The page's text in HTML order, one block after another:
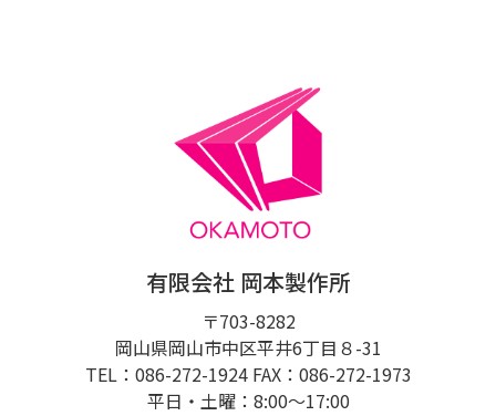
有限会社 岡本製作所
〒703-8282
岡山県岡山市中区平井6丁目８-31
TEL：086-272-1924 FAX：086-272-1973
平日・土曜：8:00〜17:00